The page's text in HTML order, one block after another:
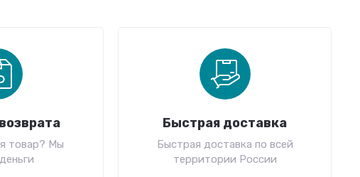
товар? Мы
Быстрая доставка
Быстрая доставка по всей
территории России